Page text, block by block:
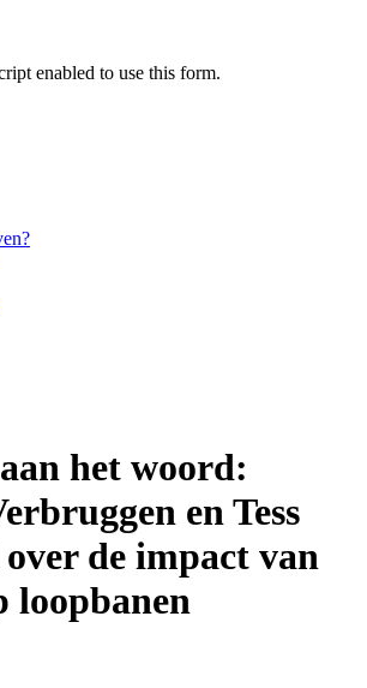
gaan
enabled to use this form.
het woord:
en Tess
over de impact van
loopbanen